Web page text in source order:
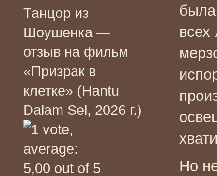
Танцор из
Шоушенка —
отзыв на фильм
«Призрак в
клетке» (Hantu
Dalam Sel, 2026 г.)
была
всех
Но